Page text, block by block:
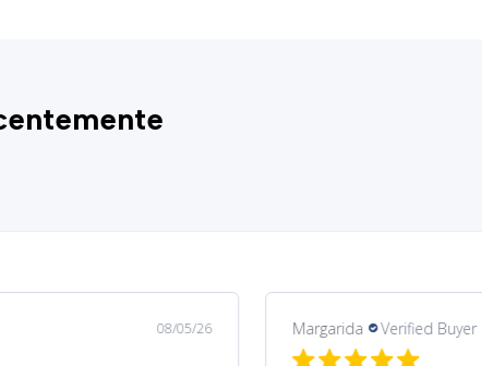
08/03/26 Margarida Verified Buyer